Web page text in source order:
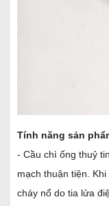
Tính năng sản
- Cầu chì ống thuỷ
mạch thuận tiện.
cháy nổ do tia lửa